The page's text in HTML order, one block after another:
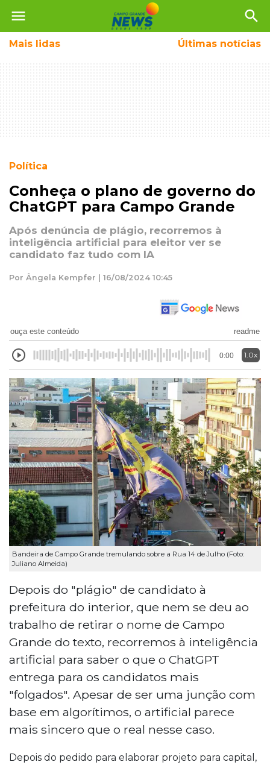
menu search
Mais lidas Últimas notícias
Política
Conheça o plano de governo do
ChatGPT para Campo Grande
Após denúncia de plágio, recorremos à
inteligência artificial para eleitor ver se
candidato faz tudo com IA
Por Ângela Kempfer | 16/08/2024 10:45
ouça este conteúdo readme
0:00 1.0x
Bandeira de Campo Grande tremulando sobre a Rua 14 de Julho (Foto:
Juliano Almeida)
Depois do "plágio" de candidato à
prefeitura do interior, que nem se deu ao
trabalho de retirar o nome de Campo
Grande do texto, recorremos à inteligência
artificial para saber o que o ChatGPT
entrega para os candidatos mais
"folgados". Apesar de ser uma junção com
base em algorítimos, o artificial parece
mais sincero que o real nesse caso.
Depois do pedido para elaborar projeto para capital,